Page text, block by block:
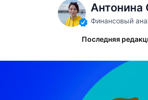
Антонина
Финансовый
Последняя